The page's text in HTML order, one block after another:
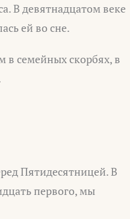
В девятнадцатом веке
ей во сне.
семейных скорбях, в
Пятидесятницей. В
первого, мы